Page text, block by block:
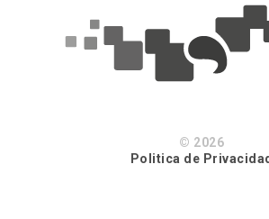
© 2026
Politica de